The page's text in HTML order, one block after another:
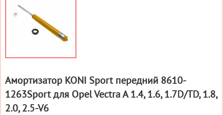
Амортизатор KONI Sport передний 8610-
1263Sport для Opel Vectra A 1.4, 1.6, 1.7D/TD, 1.8,
2.0, 2.5-V6